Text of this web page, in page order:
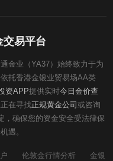
交易平台
通金业（YA37）始终致力于为
托香港金银业贸易场AA类
资APP提供实时今日金价查
在寻找正规黄金公司或咨询
，确保您的资金安全受法律保
遇。
伦敦金行情分析
金银